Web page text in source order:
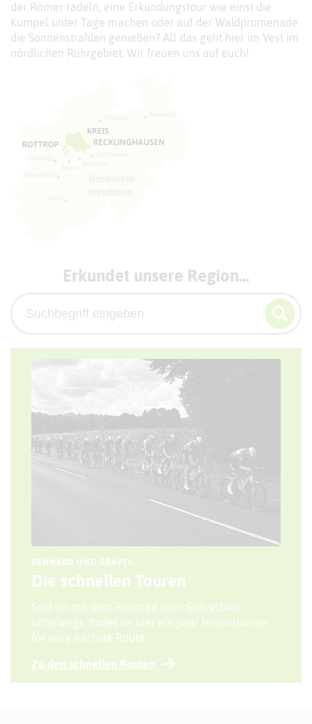
der Römer radeln, eine Erkundungstour wie einst die
Kumpel unter Tage machen oder auf der Waldpromenade
die Sonnenstrahlen genießen? All das geht hier im Vest im
nördlichen Ruhrgebiet. Wir freuen uns auf euch!
Erkundet unsere Region...
RENNRAD UND GRAVEL
Die schnellen Touren
Seid ihr mit dem Rennrad oder Gravelbike
unterwegs, findet ihr hier ein paar Inspirationen
für eure nächste Route.
Zu den schnellen Routen